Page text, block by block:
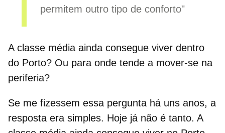
permitem outro tipo de conforto"
A classe média ainda consegue viver dentro
do Porto? Ou para onde tende a mover-se na
periferia?
Se me fizessem essa pergunta há uns anos, a
resposta era simples. Hoje já não é tanto. A